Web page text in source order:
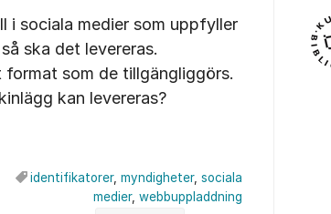
i sociala medier som uppfyller
ska det levereras.
format som de tillgängliggörs.
kan levereras?
identifikatorer, myndigheter, sociala
medier, webbuppladdning